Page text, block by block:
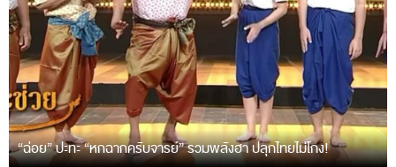
“ฉ่อย” ปะทะ “หกฉากครับจารย์” รวมพลังฮา ปลุกไทยไม่โกง!